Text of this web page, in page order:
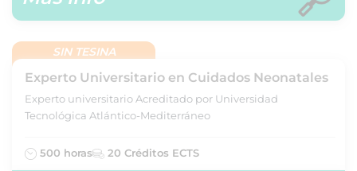
SIN TESINA
Experto Universitario en Cuidados Neonatales
Experto universitario Acreditado por Universidad
Tecnológica Atlántico-Mediterráneo
500 horas 20 Créditos ECTS